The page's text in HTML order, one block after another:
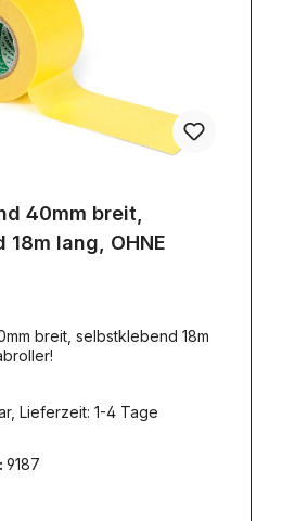
40mm breit,
lang, OHNE
breit, selbstklebend 18m
Lieferzeit: 1-4 Tage
9187